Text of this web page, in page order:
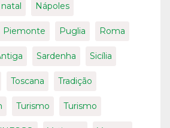
natal Nápoles
Piemonte Puglia Roma
Sardenha Sicília
Toscana Tradição
Turismo Turismo